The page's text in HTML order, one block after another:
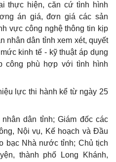
thực hiện, căn cứ tình hình
án giá, đơn giá các sản
vực công nghệ thông tin kịp
nhân dân tỉnh xem xét, quyết
kinh tế - kỹ thuật áp dụng
công phù hợp với tình hình
lực thi hành kể từ ngày 25
dân tỉnh; Giám đốc các
Nội vụ, Kế hoạch và Đầu
bạc Nhà nước tỉnh; Chủ tịch
thành phố Long Khánh,